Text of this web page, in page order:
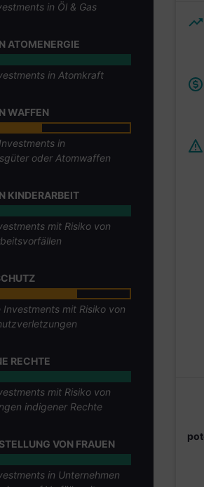
in Öl & Gas
ATOMENERGIE
in Atomkraft
WAFFEN
in
oder Atomwaffen
KINDERARBEIT
mit Risiko von
Investments mit Risiko von
RECHTE
mit Risiko von
indigener Rechte
VON FRAUEN
in Unternehmen